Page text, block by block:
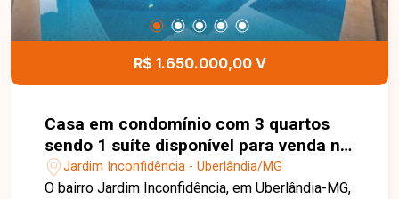
com conforto e tranquilidade
R$ 1.650.000,00 V
Casa em condomínio com 3 quartos
sendo 1 suíte disponível para venda no
bairro Jardim Inconfidência em
Uberlândia-MG
Jardim Inconfidência - Uberlândia/MG
O bairro Jardim Inconfidência, em Uberlândia-MG,